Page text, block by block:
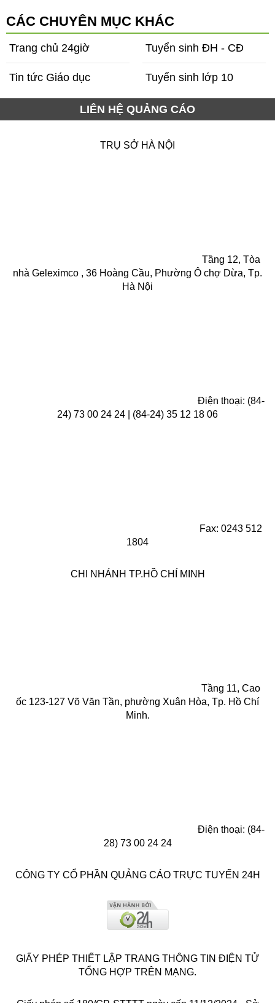
CÁC CHUYÊN MỤC KHÁC
Trang chủ 24giờ Tuyển sinh ĐH - CĐ
Tin tức Giáo dục Tuyển sinh lớp 10
LIÊN HỆ QUẢNG CÁO
TRỤ SỞ HÀ NỘI
Tầng 12, Tòa
nhà Geleximco , 36 Hoàng Cầu, Phường Ô chợ Dừa, Tp.
Hà Nội
Điện thoại: (84-
24) 73 00 24 24 | (84-24) 35 12 18 06
Fax: 0243 512
1804
CHI NHÁNH TP.HỒ CHÍ MINH
Tầng 11, Cao
ốc 123-127 Võ Văn Tần, phường Xuân Hòa, Tp. Hồ Chí
Minh.
Điện thoại: (84-
28) 73 00 24 24
CÔNG TY CỔ PHẦN QUẢNG CÁO TRỰC TUYẾN 24H
GIẤY PHÉP THIẾT LẬP TRANG THÔNG TIN ĐIỆN TỬ
TỔNG HỢP TRÊN MẠNG.